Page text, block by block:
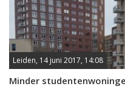
Leiden, 14 juni 2017, 14:08
Minder